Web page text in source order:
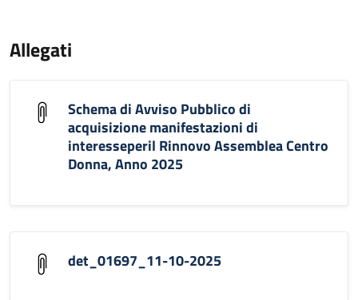
Allegati
Schema di Avviso Pubblico di
acquisizione manifestazioni di
interesseperil Rinnovo Assemblea Centro
Donna, Anno 2025
det_01697_11-10-2025